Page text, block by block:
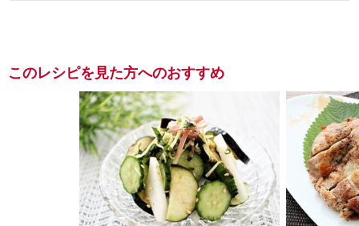
このレシピを見た方へのおすすめ